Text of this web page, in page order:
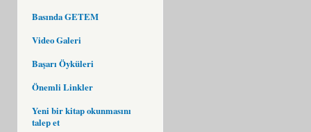
Basında GETEM
Video Galeri
Başarı Öyküleri
Önemli Linkler
Yeni bir kitap okunmasını
talep et